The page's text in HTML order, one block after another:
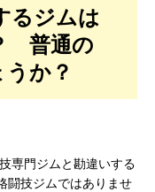
るジムは
普通の
か？
専門ジムと勘違いする
闘技ジムではありませ